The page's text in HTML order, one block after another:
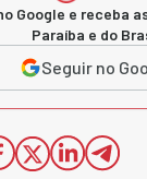
Google e receba
Paraíba e do
Seguir no